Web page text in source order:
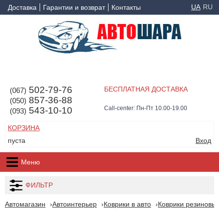
Доставка Гарантии и возврат Контакты UA RU
(067) 502-79-76
(050) 857-36-88
(093) 543-10-10
БЕСПЛАТНАЯ ДОСТАВКА
Call-center: Пн-Пт 10.00-19.00
КОРЗИНА
пуста
Вход
Меню
ФИЛЬТР
Автомагазин Автоинтерьер Коврики в авто Коврики